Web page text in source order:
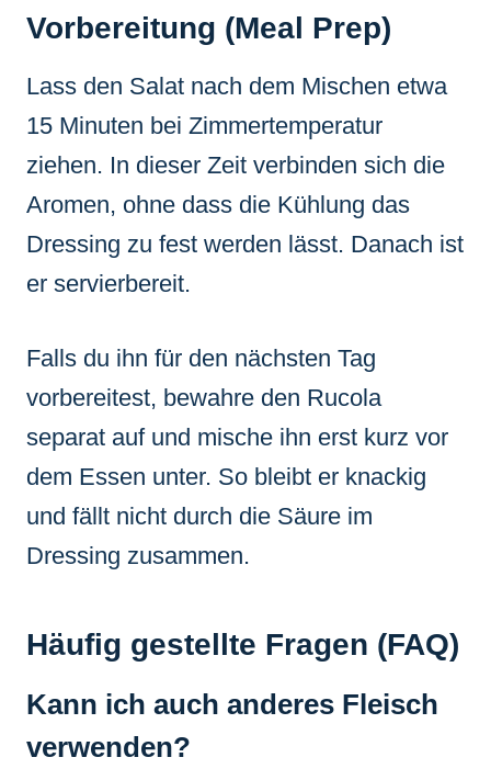
Vorbereitung (Meal Prep)
Lass den Salat nach dem Mischen etwa
15 Minuten bei Zimmertemperatur
ziehen. In dieser Zeit verbinden sich die
Aromen, ohne dass die Kühlung das
Dressing zu fest werden lässt. Danach ist
er servierbereit.
Falls du ihn für den nächsten Tag
vorbereitest, bewahre den Rucola
separat auf und mische ihn erst kurz vor
dem Essen unter. So bleibt er knackig
und fällt nicht durch die Säure im
Dressing zusammen.
Häufig gestellte Fragen (FAQ)
Kann ich auch anderes Fleisch
verwenden?